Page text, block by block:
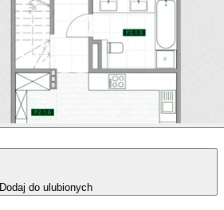
Dodaj do ulubionych